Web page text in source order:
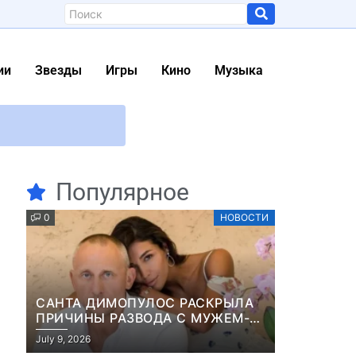
Звезды Игры Кино Музыка
и оружием
о Меган Маркл
икон моды
день
Популярное
0 НОВОСТИ
САНТА ДИМОПУЛОС РАСКРЫЛА
ПРИЧИНЫ РАЗВОДА С МУЖЕМ-
БИЗНЕСМЕНОМ
July 9, 2026